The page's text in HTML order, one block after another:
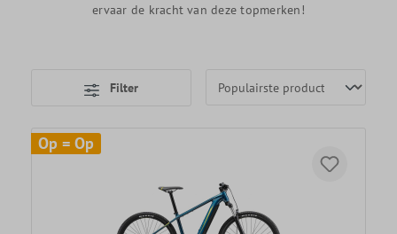
ervaar de kracht van deze topmerken!
Filter
Op = Op